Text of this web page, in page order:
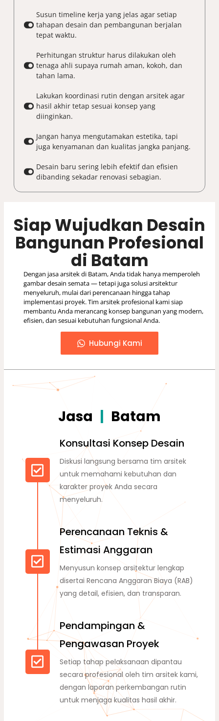
Susun timeline kerja yang jelas agar setiap
tahapan desain dan pembangunan berjalan
tepat waktu.
Perhitungan struktur harus dilakukan oleh
tenaga ahli supaya rumah aman, kokoh, dan
tahan lama.
Lakukan koordinasi rutin dengan arsitek agar
hasil akhir tetap sesuai konsep yang
diinginkan.
Jangan hanya mengutamakan estetika, tapi
juga kenyamanan dan kualitas jangka panjang.
Desain baru sering lebih efektif dan efisien
dibanding sekadar renovasi sebagian.
Siap Wujudkan Desain
Bangunan Profesional
di Batam
Dengan jasa arsitek di Batam, Anda tidak hanya memperoleh
gambar desain semata — tetapi juga solusi arsitektur
menyeluruh, mulai dari perencanaan hingga tahap
implementasi proyek. Tim arsitek profesional kami siap
membantu Anda merancang konsep bangunan yang modern,
efisien, dan sesuai kebutuhan fungsional Anda.
Hubungi Kami
Jasa A t| Batam
Konsultasi Konsep Desain
Diskusi langsung bersama tim arsitek
untuk memahami kebutuhan dan
karakter proyek Anda secara
menyeluruh.
Perencanaan Teknis &
Estimasi Anggaran
Menyusun konsep arsitektur lengkap
disertai Rencana Anggaran Biaya (RAB)
yang detail, efisien, dan transparan.
Pendampingan &
Pengawasan Proyek
Setiap tahap pelaksanaan dipantau
secara profesional oleh tim arsitek kami,
dengan laporan perkembangan rutin
untuk menjaga kualitas hasil akhir.